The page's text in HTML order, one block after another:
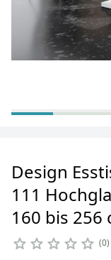
Design
111
160 bis 256
0